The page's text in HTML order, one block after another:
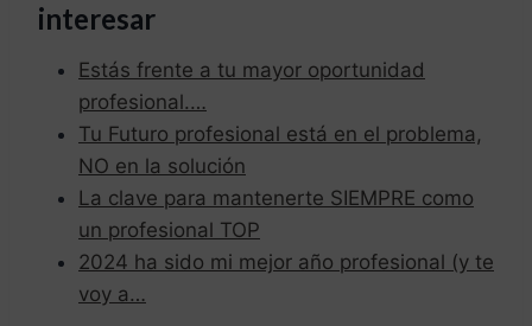
interesar
Estás frente a tu mayor oportunidad
profesional.…
Tu Futuro profesional está en el problema,
NO en la solución
La clave para mantenerte SIEMPRE como
un profesional TOP
2024 ha sido mi mejor año profesional (y te
voy a…